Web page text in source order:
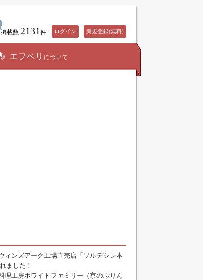
掲載数 2131 件 ログイン 新規登録(無料)
エフペリ について
ィンズアーク工場直売店「ソルデシレ本
ました！
理工房ホワイトファミリー（京のぷりん